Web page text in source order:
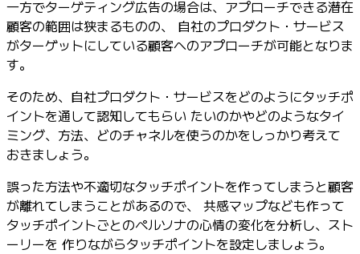
一方でターゲティング広告の場合は、アプローチできる潜在
顧客の範囲は狭まるものの、 自社のプロダクト・サービス
がターゲットにしている顧客へのアプローチが可能となりま
す。
そのため、自社プロダクト・サービスをどのようにタッチポ
イントを通して認知してもらい たいのかやどのようなタイ
ミング、方法、どのチャネルを使うのかをしっかり考えて
おきましょう。
誤った方法や不適切なタッチポイントを作ってしまうと顧客
が離れてしまうことがあるので、 共感マップなども作って
タッチポイントごとのペルソナの心情の変化を分析し、スト
ーリーを 作りながらタッチポイントを設定しましょう。